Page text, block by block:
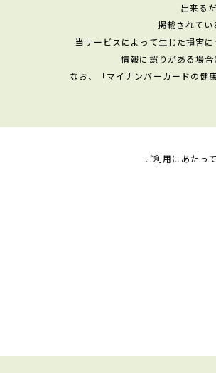
出来る
掲載されて
当サービスによって生じた損害
情報に誤りがある場
なお、「マイナンバーカードの健
ご利用にあたっ